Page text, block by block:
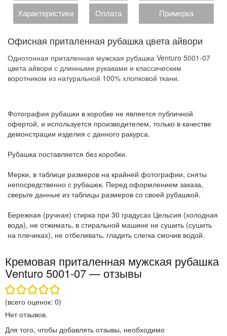
Характеристики Оплата Примерка
Офисная приталенная рубашка цвета айвори
Однотонная приталенная мужская рубашка Venturo 5001-07
цвета айвори с длинными рукавами и классическим
воротником из натуральной 100% хлопковой ткани.
Фотография рубашки в коробке не является публичной
офертой, и используется производителем, только в качестве
демонстрации изделия с данного ракурса.
Рубашка поставляется без коробки.
Мерки, в таблице размеров на крайней фотографии, сняты
непосредственно с рубашек. Перед оформлением заказа,
сверьте данные из таблицы размеров со своей рубашкой.
Бережная (ручная) стирка при 30 градусах Цельсия (холодная
вода), не отжимать, в стиральной машине не сушить (сушить
на плечиках), не отбеливать, гладить слегка смочив водой.
Кремовая приталенная мужская рубашка
Venturo 5001-07 — отзывы
(всего оценок: 0)
Нет отзывов.
Для того, чтобы добавлять отзывы, необходимо